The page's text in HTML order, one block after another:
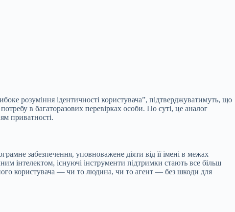
розуміння ідентичності користувача”, підтверджуватимуть, що
в багаторазових перевірках особи. По суті, це аналог
приватності.
забезпечення, уповноважене діяти від її імені в межах
інтелектом, існуючі інструменти підтримки стають все більш
користувача — чи то людина, чи то агент — без шкоди для